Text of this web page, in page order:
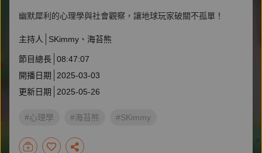
幽默犀利的心理學與社會觀察，讓地球玩家破關不孤單！
主持人 SKimmy 海苔熊
節目總長 08:47:07
開播日期
2025-03-03
更新日期
2025-05-26
#心理學 #海苔熊 #SKimmy